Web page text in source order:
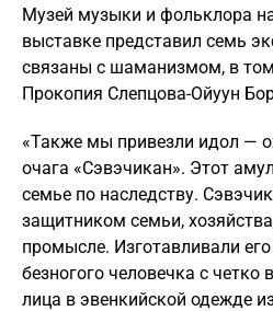
Музей музыки и фольклора
выставке представил семь
связаны с шаманизмом, в
Прокопия Слепцова-Ойуун
«Также мы привезли идол —
очага «Сэвэчикан». Этот
семье по наследству.
защитником семьи,
промысле. Изготавливали
безногого человечка с
лица в эвенкийской одежде